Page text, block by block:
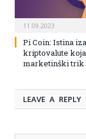
11.09.2023
Pi Coin: Istina iza
kriptovalute
marketinški trik
LEAVE A REPLY